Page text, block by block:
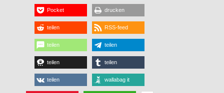
Pocket drucken
teilen RSS-feed
teilen teilen
teilen teilen
teilen wallabag it